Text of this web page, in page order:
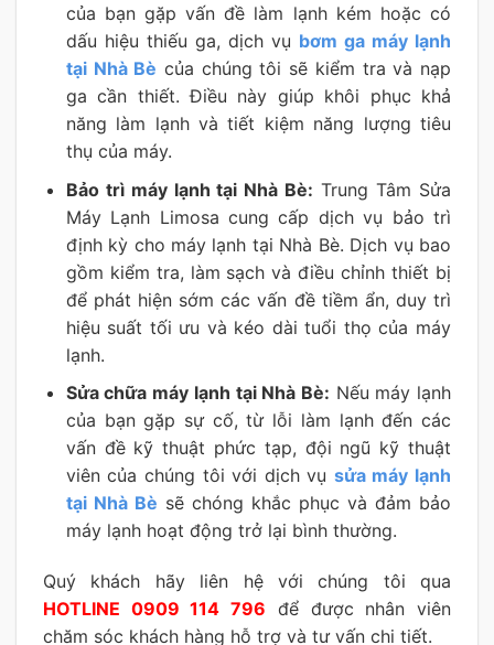
của bạn gặp vấn đề làm lạnh kém hoặc có
dấu hiệu thiếu ga, dịch vụ bơm ga máy lạnh
tại Nhà Bè của chúng tôi sẽ kiểm tra và nạp
ga cần thiết. Điều này giúp khôi phục khả
năng làm lạnh và tiết kiệm năng lượng tiêu
thụ của máy.
Bảo trì máy lạnh tại Nhà Bè: Trung Tâm Sửa
Máy Lạnh Limosa cung cấp dịch vụ bảo trì
định kỳ cho máy lạnh tại Nhà Bè. Dịch vụ bao
gồm kiểm tra, làm sạch và điều chỉnh thiết bị
để phát hiện sớm các vấn đề tiềm ẩn, duy trì
hiệu suất tối ưu và kéo dài tuổi thọ của máy
lạnh.
Sửa chữa máy lạnh tại Nhà Bè: Nếu máy lạnh
của bạn gặp sự cố, từ lỗi làm lạnh đến các
vấn đề kỹ thuật phức tạp, đội ngũ kỹ thuật
viên của chúng tôi với dịch vụ sửa máy lạnh
tại Nhà Bè sẽ chóng khắc phục và đảm bảo
máy lạnh hoạt động trở lại bình thường.
Quý khách hãy liên hệ với chúng tôi qua
HOTLINE 0909 114 796 để được nhân viên
chăm sóc khách hàng hỗ trợ và tư vấn chi tiết.